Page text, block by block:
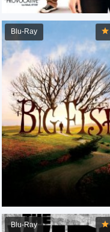
Blu-Ray
Blu-Ray